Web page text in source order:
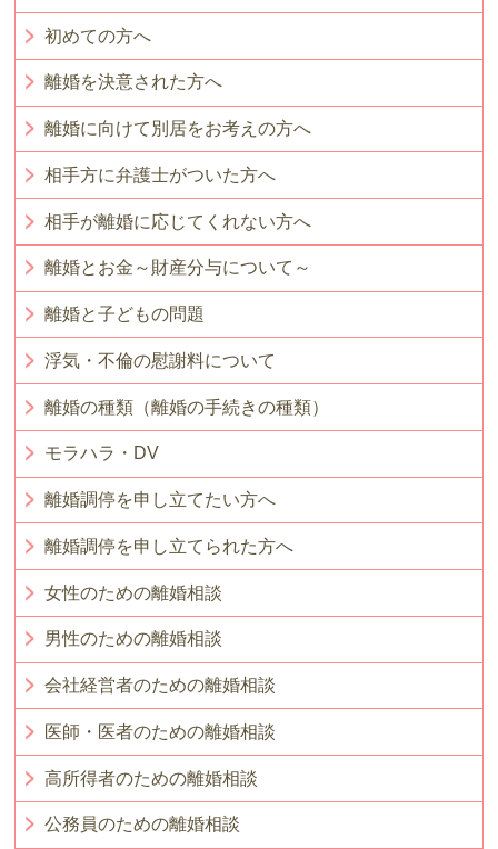
初めての方へ
離婚を決意された方へ
離婚に向けて別居をお考えの方へ
相手方に弁護士がついた方へ
相手が離婚に応じてくれない方へ
離婚とお金～財産分与について～
離婚と子どもの問題
浮気・不倫の慰謝料について
離婚の種類（離婚の手続きの種類）
モラハラ・DV
離婚調停を申し立てたい方へ
離婚調停を申し立てられた方へ
女性のための離婚相談
男性のための離婚相談
会社経営者のための離婚相談
医師・医者のための離婚相談
高所得者のための離婚相談
公務員のための離婚相談